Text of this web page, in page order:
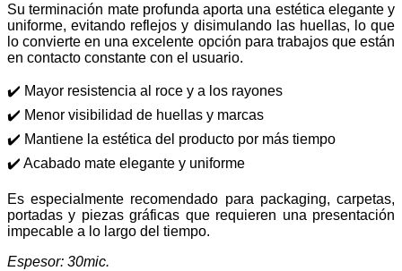
Su terminación mate profunda aporta una estética elegante y
uniforme, evitando reflejos y disimulando las huellas, lo que
lo convierte en una excelente opción para trabajos que están
en contacto constante con el usuario.
✔️ Mayor resistencia al roce y a los rayones
✔️ Menor visibilidad de huellas y marcas
✔️ Mantiene la estética del producto por más tiempo
✔️ Acabado mate elegante y uniforme
Es especialmente recomendado para packaging, carpetas,
portadas y piezas gráficas que requieren una presentación
impecable a lo largo del tiempo.
Espesor: 30mic.